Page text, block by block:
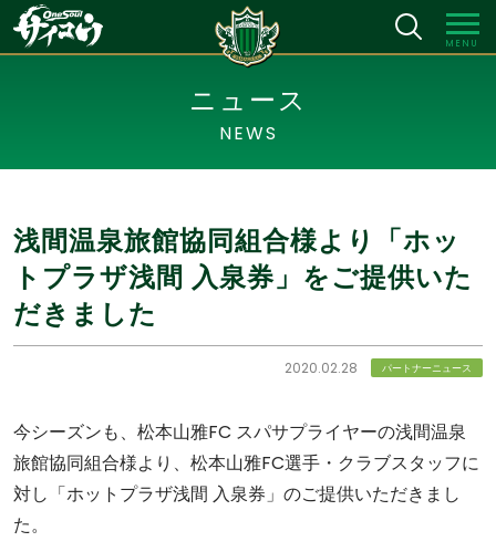
MENU
ニュース
NEWS
浅間温泉旅館協同組合様より「ホッ
トプラザ浅間 入泉券」をご提供いた
だきました
2020.02.28 パートナーニュース
今シーズンも、松本山雅FC スパサプライヤーの浅間温泉
旅館協同組合様より、松本山雅FC選手・クラブスタッフに
対し「ホットプラザ浅間 入泉券」のご提供いただきまし
た。